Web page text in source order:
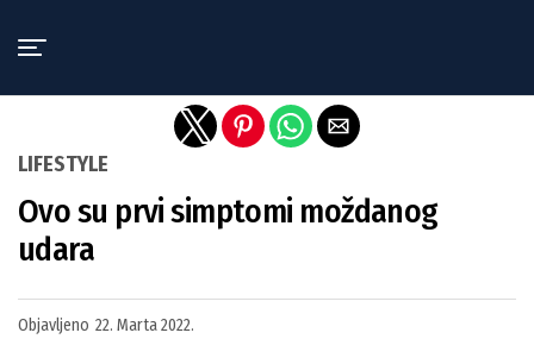
LIFESTYLE
Ovo su prvi simptomi moždanog
udara
Objavljeno 22. Marta 2022.